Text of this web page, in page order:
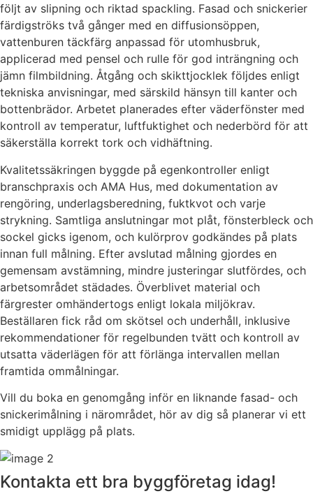
följt av slipning och riktad spackling. Fasad och snickerier
färdigströks två gånger med en diffusionsöppen,
vattenburen täckfärg anpassad för utomhusbruk,
applicerad med pensel och rulle för god inträngning och
jämn filmbildning. Åtgång och skikttjocklek följdes enligt
tekniska anvisningar, med särskild hänsyn till kanter och
bottenbrädor. Arbetet planerades efter väderfönster med
kontroll av temperatur, luftfuktighet och nederbörd för att
säkerställa korrekt tork och vidhäftning.
Kvalitetssäkringen byggde på egenkontroller enligt
branschpraxis och AMA Hus, med dokumentation av
rengöring, underlagsberedning, fuktkvot och varje
strykning. Samtliga anslutningar mot plåt, fönsterbleck och
sockel gicks igenom, och kulörprov godkändes på plats
innan full målning. Efter avslutad målning gjordes en
gemensam avstämning, mindre justeringar slutfördes, och
arbetsområdet städades. Överblivet material och
färgrester omhändertogs enligt lokala miljökrav.
Beställaren fick råd om skötsel och underhåll, inklusive
rekommendationer för regelbunden tvätt och kontroll av
utsatta väderlägen för att förlänga intervallen mellan
framtida ommålningar.
Vill du boka en genomgång inför en liknande fasad- och
snickerimålning i närområdet, hör av dig så planerar vi ett
smidigt upplägg på plats.
Kontakta ett bra byggföretag idag!